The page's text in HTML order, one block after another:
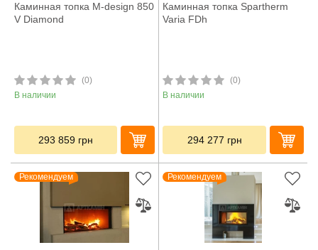
Каминная топка M-design 850
V Diamond
(0)
В наличии
293 859 грн
Каминная топка Spartherm
Varia FDh
(0)
В наличии
294 277 грн
Рекомендуем Рекомендуем